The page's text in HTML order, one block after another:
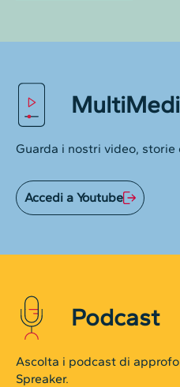
Guarda i nostri video, storie
Accedi a Youtube
Podcast
Ascolta i podcast di
Spreaker.